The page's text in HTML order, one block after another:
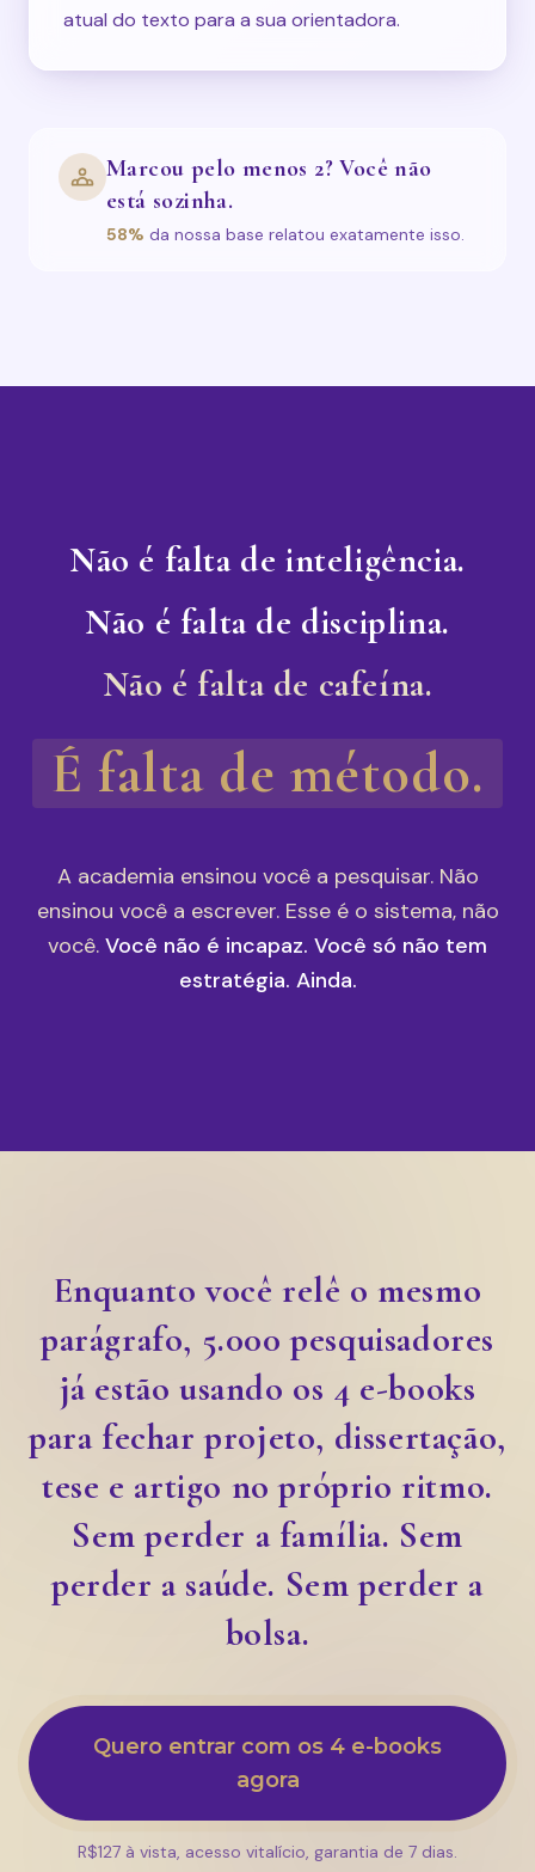
atual do texto para a sua orientadora.
Marcou pelo menos 2? Você não
está sozinha.
58% da nossa base relatou exatamente isso.
Não é falta de inteligência.
Não é falta de disciplina.
Não é falta de cafeína.
É falta de método.
A academia ensinou você a pesquisar. Não
ensinou você a escrever. Esse é o sistema, não
você. Você não é incapaz. Você só não tem
estratégia. Ainda.
Enquanto você relê o mesmo
parágrafo, 5.000 pesquisadores
já estão usando os 4 e-books
para fechar projeto, dissertação,
tese e artigo no próprio ritmo.
Sem perder a família. Sem
perder a saúde. Sem perder a
bolsa.
Quero entrar com os 4 e-books
agora
R$127 à vista, acesso vitalício, garantia de 7 dias.